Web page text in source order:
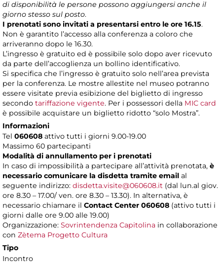
di disponibilità le persone possono aggiungersi anche il
giorno stesso sul posto.
I prenotati sono invitati a presentarsi entro le ore 16.15.
Non è garantito l’accesso alla conferenza a coloro che
arriveranno dopo le 16.30.
L’ingresso è gratuito ed è possibile solo dopo aver ricevuto
da parte dell’accoglienza un bollino identificativo.
Si specifica che l’ingresso è gratuito solo nell’area prevista
per la conferenza. Le mostre allestite nel museo potranno
essere visitate previa esibizione del biglietto di ingresso
secondo tariffazione vigente. Per i possessori della MIC card
è possibile acquistare un biglietto ridotto “solo Mostra”.
Informazioni
Tel 060608 attivo tutti i giorni 9.00-19.00
Massimo 60 partecipanti
Modalità di annullamento per i prenotati
In caso di impossibilità a partecipare all’attività prenotata, è
necessario comunicare la disdetta tramite email al
seguente indirizzo: disdetta.visite@060608.it (dal lun.al giov.
ore 8.30 – 17.00/ ven. ore 8.30 – 13.30). In alternativa, è
necessario chiamare il Contact Center 060608 (attivo tutti i
giorni dalle ore 9.00 alle 19.00)
Organizzazione: Sovrintendenza Capitolina in collaborazione
con Zètema Progetto Cultura
Tipo
Incontro